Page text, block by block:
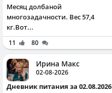
Месяц долбаной
многозадачности. Вес 57,4
кг.Вот...
11 80
Ирина Макс
02-08-2026
Дневник питания за 02.08.2026